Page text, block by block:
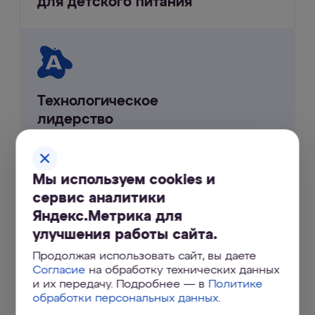
Технологическое
лидерство
Самый популярный
фильтр в России
Мы используем cookies и
сервис аналитики
Яндекс.Метрика для
улучшения работы сайта.
Продолжая использовать сайт, вы даете
Согласие на обработку технических данных
и их передачу. Подробнее — в
Политике
обработки персональных данных.